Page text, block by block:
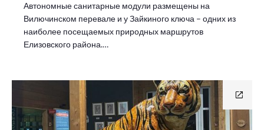
Автономные санитарные модули размещены на
Вилючинском перевале и у Зайкиного ключа – одних из
наиболее посещаемых природных маршрутов
Елизовского района.…